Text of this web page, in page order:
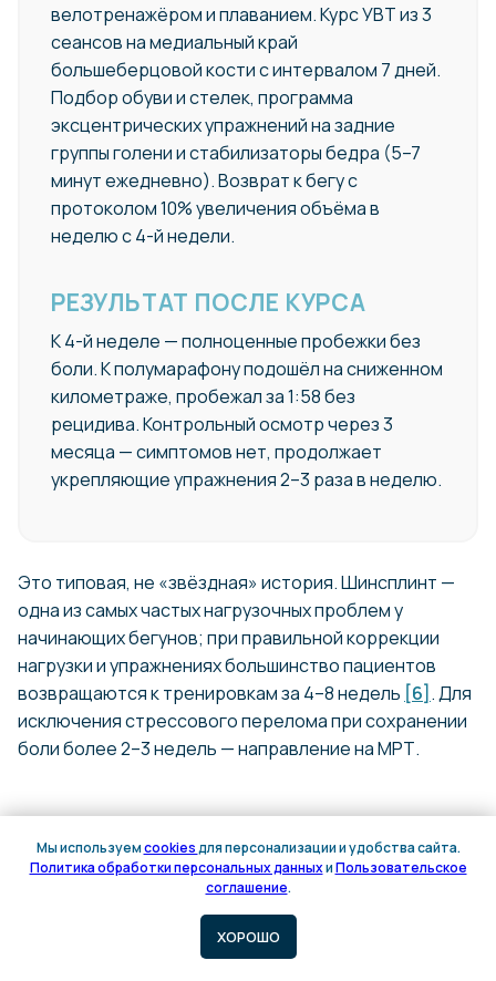
велотренажёром и плаванием. Курс УВТ из 3
сеансов на медиальный край
большеберцовой кости с интервалом 7 дней.
Подбор обуви и стелек, программа
эксцентрических упражнений на задние
группы голени и стабилизаторы бедра (5–7
минут ежедневно). Возврат к бегу с
протоколом 10% увеличения объёма в
неделю с 4-й недели.
РЕЗУЛЬТАТ ПОСЛЕ КУРСА
К 4-й неделе — полноценные пробежки без
боли. К полумарафону подошёл на сниженном
километраже, пробежал за 1:58 без
рецидива. Контрольный осмотр через 3
месяца — симптомов нет, продолжает
укрепляющие упражнения 2–3 раза в неделю.
Это типовая, не «звёздная» история. Шинсплинт —
одна из самых частых нагрузочных проблем у
начинающих бегунов; при правильной коррекции
нагрузки и упражнениях большинство пациентов
возвращаются к тренировкам за 4–8 недель [6] . Для
исключения стрессового перелома при сохранении
боли более 2–3 недель — направление на МРТ.
Когда сначала к травматологу —
красные флаги
Спортивный врач БСК ведёт
пациентов консервативно. При острой
Мы используемcookiesдля персонализации и удобства сайта.
Политика обработки персональных данныхиПользовательское
соглашение.
ХОРОШО
Онлайн